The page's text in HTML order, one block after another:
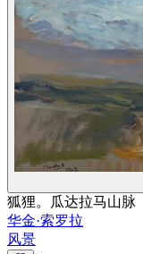
狐狸。瓜达拉马山脉
华金·索罗拉
风景